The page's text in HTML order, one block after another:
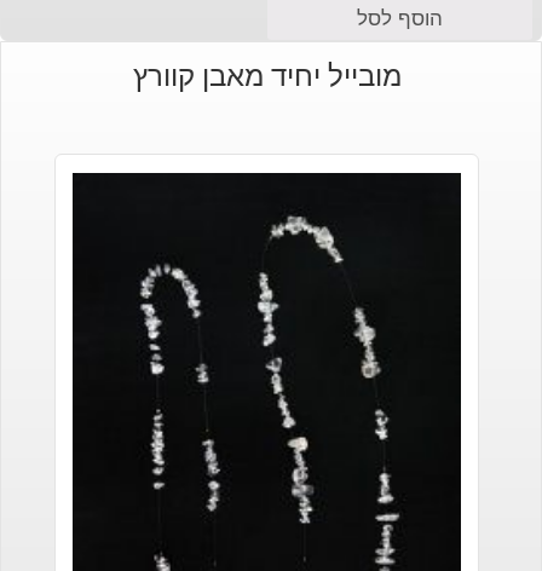
הוסף לסל
מובייל יחיד מאבן קוורץ